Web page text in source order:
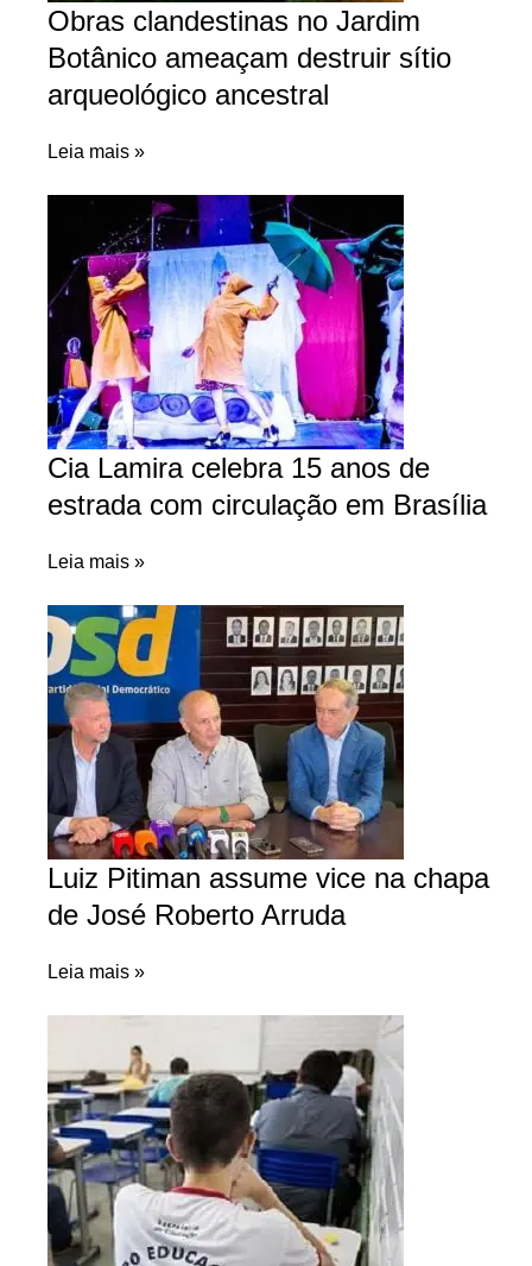
Obras clandestinas no Jardim
Botânico ameaçam destruir sítio
arqueológico ancestral
Leia mais »
Cia Lamira celebra 15 anos de
estrada com circulação em Brasília
Leia mais »
Luiz Pitiman assume vice na chapa
de José Roberto Arruda
Leia mais »